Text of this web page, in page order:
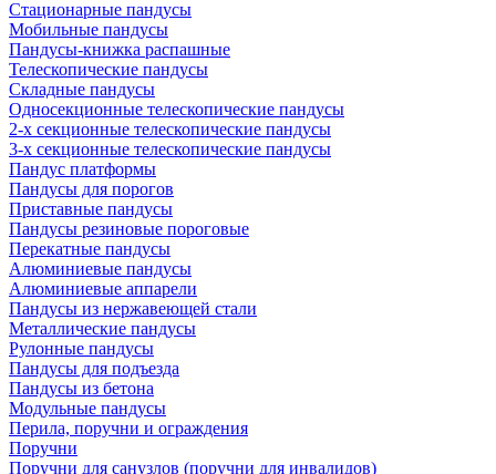
Стационарные пандусы
Мобильные пандусы
Пандусы-книжка распашные
Телескопические пандусы
Складные пандусы
Односекционные телескопические пандусы
2-х секционные телескопические пандусы
3-х секционные телескопические пандусы
Пандус платформы
Пандусы для порогов
Приставные пандусы
Пандусы резиновые пороговые
Перекатные пандусы
Алюминиевые пандусы
Алюминиевые аппарели
Пандусы из нержавеющей стали
Металлические пандусы
Рулонные пандусы
Пандусы для подъезда
Пандусы из бетона
Модульные пандусы
Перила, поручни и ограждения
Поручни
Поручни для санузлов (поручни для инвалидов)